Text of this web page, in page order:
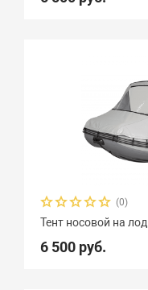
(0)
Тент носовой на
6 500 руб.